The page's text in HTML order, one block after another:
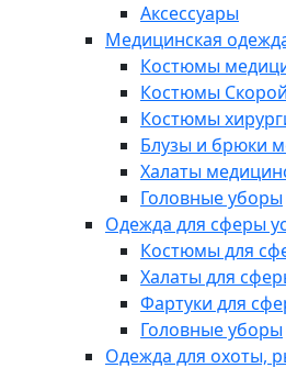
Аксессуары
Медицинская
Костюмы
Костюмы
Костюмы
Блузы и брюки
Халаты
Головные уборы
Одежда для сферы
Костюмы для
Халаты для
Фартуки для
Головные уборы
Одежда для охоты,